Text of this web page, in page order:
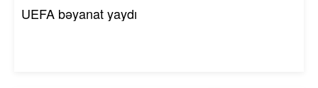
UEFA bəyanat yaydı